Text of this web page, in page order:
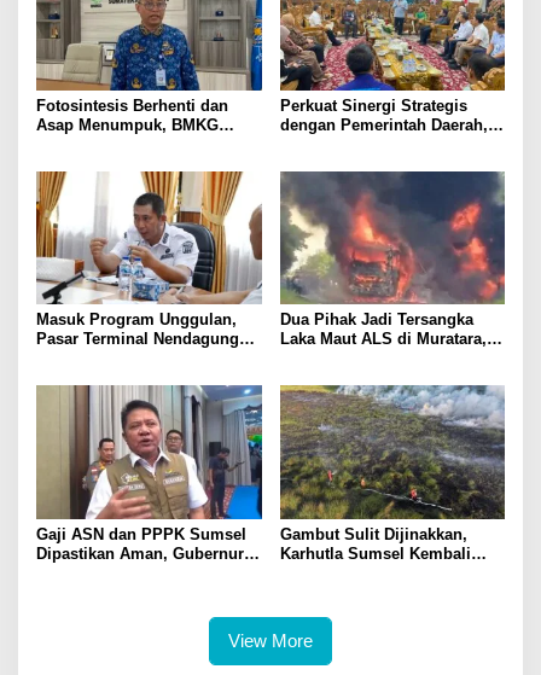
Fotosintesis Berhenti dan
Asap Menumpuk, BMKG
Perkuat Sinergi Strategis
dengan Pemerintah Daerah,
Kabupaten Lahat
Masuk Program Unggulan,
Pasar Terminal Nendagung
Dua Pihak Jadi Tersangka
Laka Maut ALS di Muratara,
Gaji ASN dan PPPK Sumsel
Dipastikan Aman, Gubernur
Gambut Sulit Dijinakkan,
Karhutla Sumsel Kembali
View More